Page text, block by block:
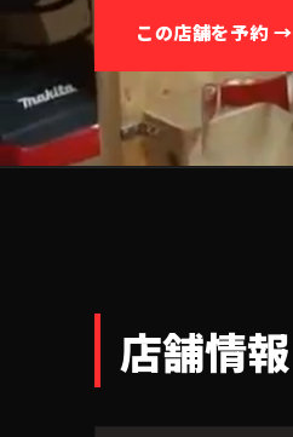
この店舗を予約 →
店舗情報